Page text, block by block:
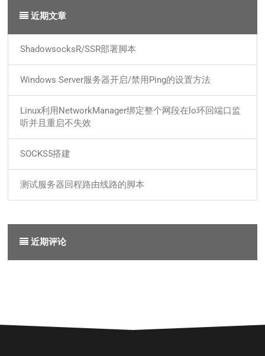
近期文章
ShadowsocksR/SSR部署脚本
Windows Server服务器开启/禁用Ping的设置方法
Linux利用NetworkManager绑定整个网段在lo环回端口监
听并且重启不失效
SOCKS5搭建
测试服务器回程路由线路的脚本
近期评论